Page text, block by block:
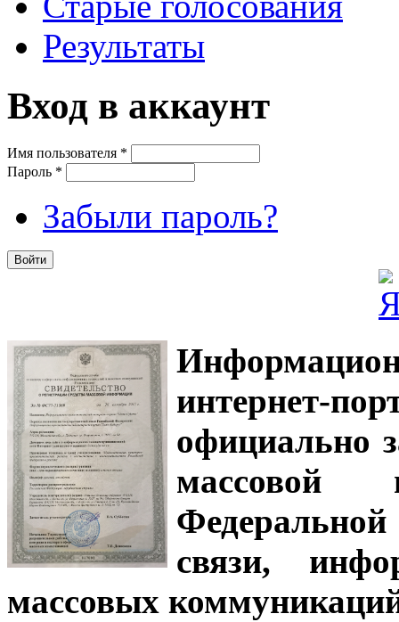
Результаты
Вход в аккаунт
Имя пользователя *
Пароль *
Забыли пароль?
интернет-
официально
связи,
массовых